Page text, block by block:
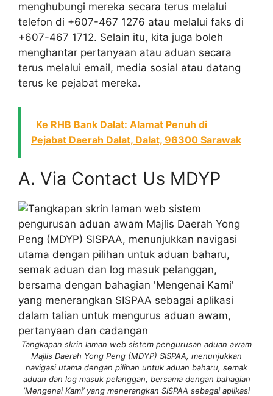
menghubungi mereka secara terus melalui
telefon di +607-467 1276 atau melalui faks di
+607-467 1712. Selain itu, kita juga boleh
menghantar pertanyaan atau aduan secara
terus melalui email, media sosial atau datang
terus ke pejabat mereka.
Ke RHB Bank Dalat: Alamat Penuh di
Pejabat Daerah Dalat, Dalat, 96300 Sarawak
A. Via Contact Us MDYP
Tangkapan skrin laman web sistem pengurusan aduan awam
Majlis Daerah Yong Peng (MDYP) SISPAA, menunjukkan
navigasi utama dengan pilihan untuk aduan baharu, semak
aduan dan log masuk pelanggan, bersama dengan bahagian
‘Mengenai Kami’ yang menerangkan SISPAA sebagai aplikasi